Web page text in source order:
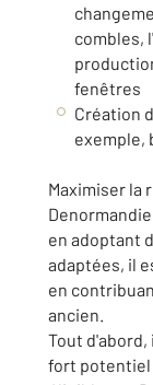
combles,
fenêtres
Création
exemple,
Maximiser la
en adoptant
adaptées, il
en
ancien.
Tout
fort potentiel